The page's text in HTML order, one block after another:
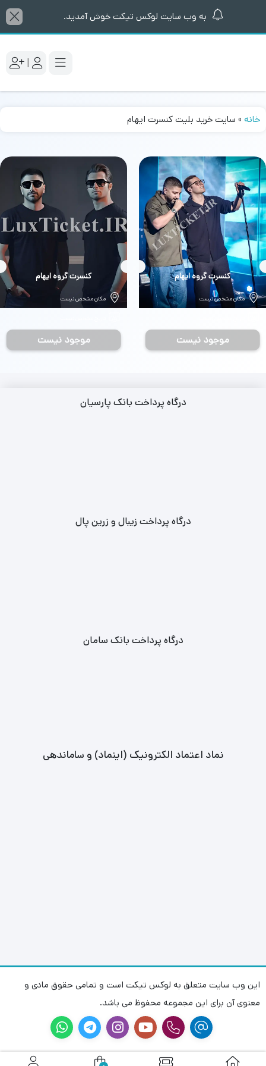
به وب سایت لوکس تیکت خوش آمدید.
|
خانه » سایت خرید بلیت کنسرت ایهام
بلیط
کنسرت گروه ایهام
مکان مشخص نیست
موجود نیست
بلیط
کنسرت گروه ایهام
مکان مشخص نیست
موجود نیست
درگاه پرداخت بانک پارسیان
درگاه پرداخت زیبال و زرین پال
درگاه پرداخت بانک سامان
نماد اعتماد الکترونیک (اینماد) و ساماندهی
این وب سایت متعلق به لوکس تیکت است و تمامی حقوق مادی و
معنوی آن برای این مجموعه محفوظ می باشد.